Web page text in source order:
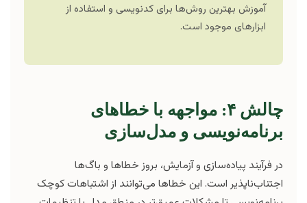
آموزش بهترین روش‌ها برای کدنویسی و استفاده از
ابزارهای موجود است.
چالش ۴: مواجهه با خطاهای
برنامه‌نویسی و مدل‌سازی
در فرآیند پیاده‌سازی و آزمایش، بروز خطاها و باگ‌ها
اجتناب‌ناپذیر است. این خطاها می‌توانند از اشتباهات کوچک